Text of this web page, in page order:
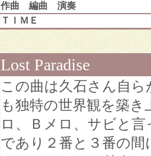
作曲 編曲 演奏
ＴＩＭＥ
Lost Paradise
この曲は久石さん自
も独特の世界観を築
ロ、Ｂメロ、サビと
であり２番と３番の